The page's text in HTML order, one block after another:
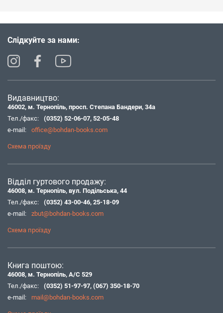
Слідкуйте за нами:
Видавництво:
46002, м. Тернопіль, просп. Степана Бандери, 34а
Тел./факс:
(0352) 52-06-07, 52-05-48
e-mail:
office@bohdan-books.com
Схема проїзду
Відділ гуртового продажу:
46008, м. Тернопіль, вул. Подільська, 44
Тел./факс:
(0352) 43-00-46, 25-18-09
e-mail:
zbut@bohdan-books.com
Схема проїзду
Книга поштою:
46008, м. Тернопіль, А/С 529
Тел./факс:
(0352) 51-97-97, (067) 350-18-70
e-mail:
mail@bohdan-books.com